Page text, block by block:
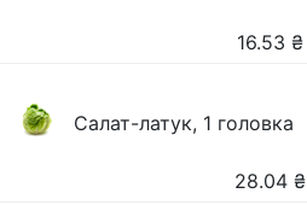
16.53 ₴
Салат-латук, 1 головка
28.04 ₴